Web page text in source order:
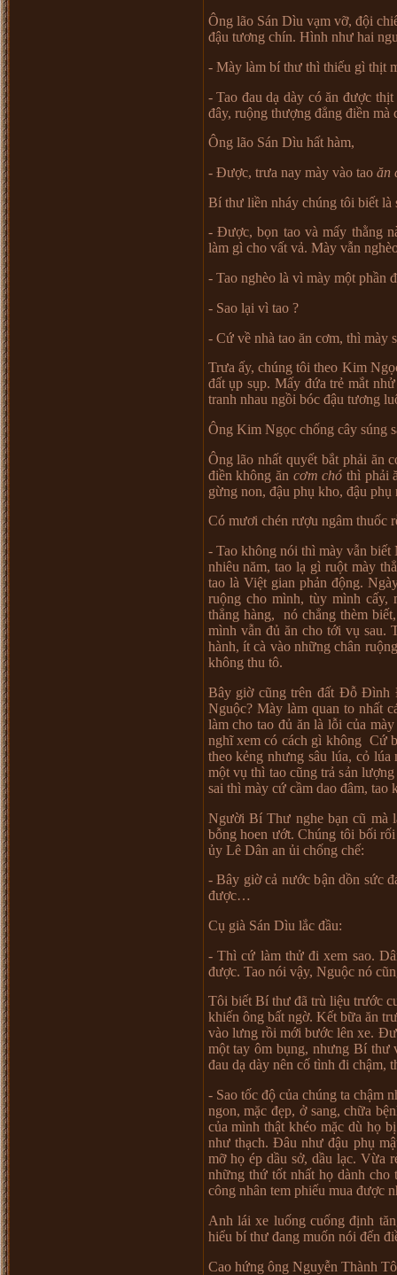
Ông lão Sán Dìu vạm vỡ, đội chi
đậu tương chín. Hình nhưhai ng
- Mày làm bí thưthì thiếu gì thịt
- Tao đau dạ dày có ăn được thịt
đây, ruộng thượng đẳng điền mà
Ông lão Sán Dìu hất hàm,
- Được, trưa nay mày vào tao ăn
Bí thưliền nháy chúng tôi biết là
- Được, bọn tao và mấy thằng
làm gì cho vất vả. Mày vẫn
- Tao nghèo là vì mày một phần đ
- Sao lại vì tao ?
- Cứvềnhà tao ăn cơm, thì mày s
Trưa ấy, chúng tôi theo Kim Ngọ
đấtụp sụp. Mấy đứa trẻ mắt nhử
tranh nhau ngồi bóc đậu tương lu
Ông Kim Ngọc chống cây súng
Ông lão nhất quyết bắt phải ăn c
điền không ăn cơm chó thì phải
gừng non, đậu phụ kho, đậu phụ
Có mươi chén rượu ngâm thuốc r
- Tao không nói thì mày vẫn biết
nhiêu năm, tao lạ gì ruột mày thẳ
tao là Việt gian phản động.
ruộng cho mình, tùy mình cấy,
thẳng hàng, nó chẳng thèm biế
mình vẫn đủ ăn cho tới vụ sau.
hành, ít cà vào những chân ruộ
không thu tô.
Bây giờcũng trên đất ĐỗĐình
Nguộc? Mày làm quan to nhất
làm cho tao đủ ăn là lỗi của
nghĩ xem có cách gì không Cứ
theo kẻng nhưng sâu lúa, cỏlúa
một vụ thì tao cũng trả sản lượng
sai thì mày cứcầm dao đâm, tao
Người Bí Thư nghe bạn cũ mà l
bỗng hoen ướt. Chúng tôi bối rố
ủy Lê Dân an ủi chống chế:
- Bây giờcả nước bận dồn sức
được…
Cụ già Sán Dìu lắc đầu:
- Thì cứ làm thửđi xem sao.
được. Tao nói vậy, Nguộc nó
Tôi biết Bí thưđã trù liệu trước
khiến ông bất ngờ. Kết bữa ăn tr
vào lưng rồi mới bước lên xe. Đ
một tay ôm bụng, nhưng Bí thư
đau dạdày nên cốtình đi chậm,
- Sao tốc độcủa chúng ta chậm
ngon, mặc đẹp, ởsang, chữa bệ
của mình thật khéo mặc dù họ bị
nhưthạch. Đâu như đậu phụ mậ
mỡhọép dầu sở, dầu lạc. Vừa r
những thứtốt nhất họdành cho
công nhân tem phiếu mua được
Anh lái xe luống cuống định
hiểu bí thưđang muốn nói đến đi
Cao hứng ông Nguyễn Thành